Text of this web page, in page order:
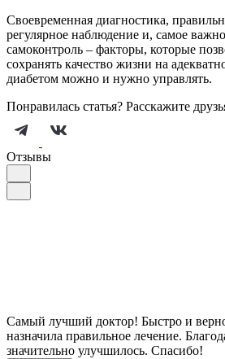
Своевременная диагностика,
регулярное наблюдение и, самое
самоконтроль – факторы, которые
сохранять качество жизни на
диабетом можно и нужно управлять.
Понравилась статья? Расскажите
Отзывы
Самый лучший доктор! Быстро и
назначила правильное лечение.
значительно улучшилось. Спасибо!